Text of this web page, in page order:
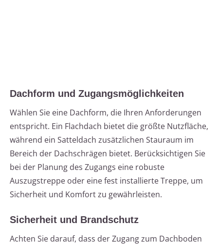
Dachform und Zugangsmöglichkeiten
Wählen Sie eine Dachform, die Ihren Anforderungen
entspricht. Ein Flachdach bietet die größte Nutzfläche,
während ein Satteldach zusätzlichen Stauraum im
Bereich der Dachschrägen bietet. Berücksichtigen Sie
bei der Planung des Zugangs eine robuste
Auszugstreppe oder eine fest installierte Treppe, um
Sicherheit und Komfort zu gewährleisten.
Sicherheit und Brandschutz
Achten Sie darauf, dass der Zugang zum Dachboden